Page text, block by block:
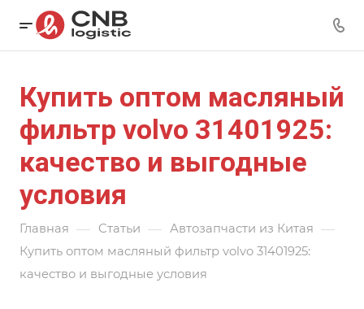
Купить оптом масляный
фильтр volvo 31401925:
качество и выгодные
условия
Главная — Статьи — Автозапчасти из Китая —
Купить оптом масляный фильтр volvo 31401925:
качество и выгодные условия